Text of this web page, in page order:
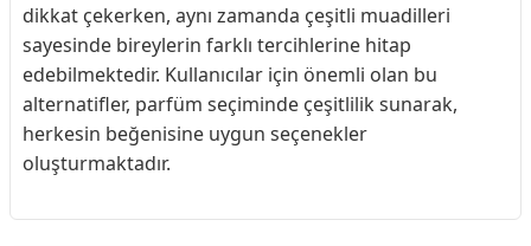
dikkat çekerken, aynı zamanda çeşitli muadilleri
sayesinde bireylerin farklı tercihlerine hitap
edebilmektedir. Kullanıcılar için önemli olan bu
alternatifler, parfüm seçiminde çeşitlilik sunarak,
herkesin beğenisine uygun seçenekler
oluşturmaktadır.